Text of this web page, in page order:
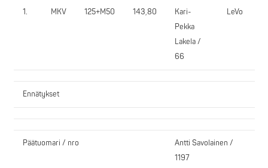
1. MKV 125+M50 143,80
Kari-
Pekka
Lakela /
66
LeVo
Ennätykset
Päätuomari / nro
Antti Savolainen /
1197